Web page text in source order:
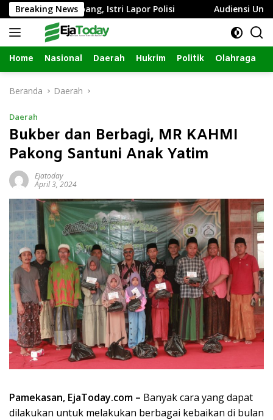
Langsung
ke
konten
Breaking News
Sumbang, Istri Lapor Polisi Audiensi Ungkap Izin
Home Nasional Daerah Hukrim Politik Olahraga
Beranda Daerah
Daerah
Bukber dan Berbagi, MR KAHMI
Pakong Santuni Anak Yatim
Ejatoday
April 3, 2024
Pamekasan, EjaToday.com – Banyak cara yang dapat
dilakukan untuk melakukan berbagai kebaikan di bulan